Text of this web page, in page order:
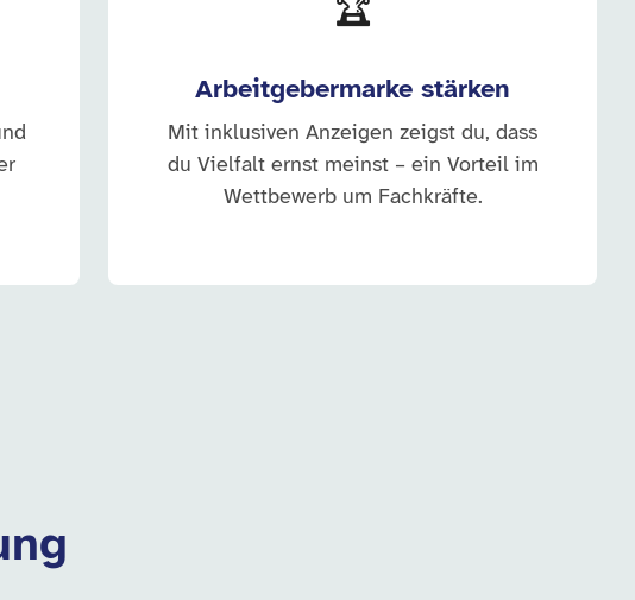
Arbeitgebermarke stärken
Mit inklusiven Anzeigen zeigst du, dass
du Vielfalt ernst meinst – ein Vorteil im
Wettbewerb um Fachkräfte.